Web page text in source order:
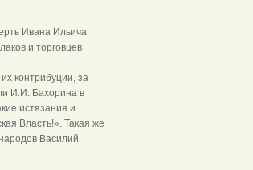
Ивана Ильича
и торговцев
контрибуции, за
И.И. Бахорина в
истязания и
Власть!». Такая же
Василий